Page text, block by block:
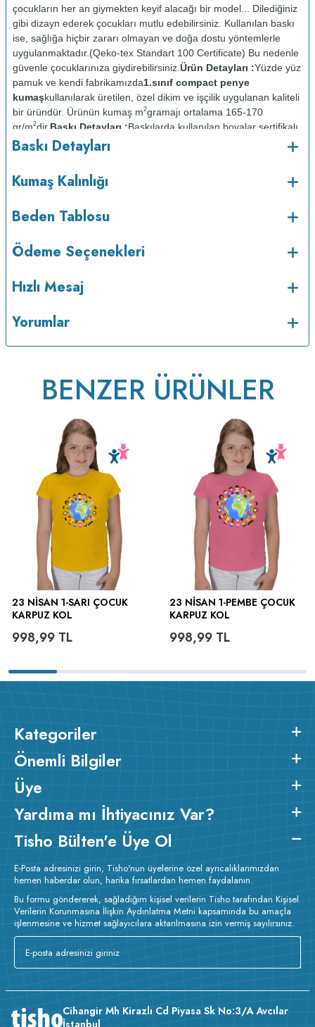
çocukların her an giymekten keyif alacağı bir model... Dilediğiniz
gibi dizayn ederek çocukları mutlu edebilirsiniz. Kullanılan baskı
ise, sağlığa hiçbir zararı olmayan ve doğa dostu yöntemlerle
uygulanmaktadır.(Qeko-tex Standart 100 Certificate) Bu nedenle
güvenle çocuklarınıza giydirebilirsiniz. Ürün Detayları :Yüzde yüz
pamuk ve kendi fabrikamızda1.sınıf compact penye
kumaşkullanılarak üretilen, özel dikim ve işçilik uygulanan kaliteli
bir üründür. Ürünün kumaş m2gramajı ortalama 165-170
gr/m2dir. Baskı Detayları :Baskılarda kullanılan boyalar sertifikalı
ve güvenlidir; insan sağlığına zarar vermez.
maksimum 30 de ve tersten yıkanır.
ütülenir.
v223.22
Baskı Detayları
Kumaş Kalınlığı
Beden Tablosu
Ödeme Seçenekleri
Hızlı Mesaj
Yorumlar
BENZER ÜRÜNLER
23 NISAN 1-SARI ÇOCUK
KARPUZ KOL
998,99 TL
23 NISAN 1-PEMBE ÇOCUK
KARPUZ KOL
998,99TL
Kategoriler
Önemli Bilgiler
Üye
Yardıma mı İhtiyacınız Var?
Tisho Bülten'e Üye Ol
E-Posta adresinizi girin, Tisho'nun üyelerine özel ayrıcalıklarımızdan
hemen haberdar olun, harika fırsatlardan hemen faydalanın.
Bu formu göndererek, sağladığım kişisel verilerin Tisho tarafından Kişisel
Verilerin Korunmasına İlişkin Aydınlatma Metni kapsamında bu amaçla
işlenmesine ve hizmet sağlayıcılara aktarılmasına izin vermiş sayılırsınız.
Cihangir Mh Kirazlı Cd Piyasa Sk No:3/A Avcılar
İstanbul